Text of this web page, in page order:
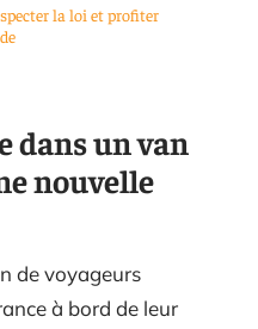
la loi et profiter
dans un van
nouvelle
de voyageurs
à bord de leur